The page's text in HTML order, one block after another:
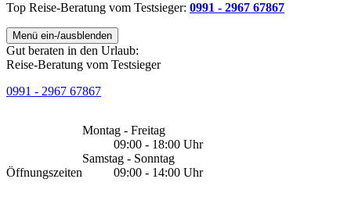
Top Reise-Beratung vom Testsieger: 0991 - 2967 67867
Menü ein-/ausblenden
Gut beraten in den Urlaub:
Reise-Beratung vom Testsieger
0991 - 2967 67867
Öffnungszeiten
Montag - Freitag
09:00 - 18:00 Uhr
Samstag - Sonntag
09:00 - 14:00 Uhr